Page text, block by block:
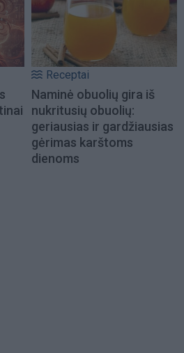
Receptai
Naminė obuolių gira iš
nukritusių obuolių:
geriausias ir gardžiausias
gėrimas karštoms
dienoms